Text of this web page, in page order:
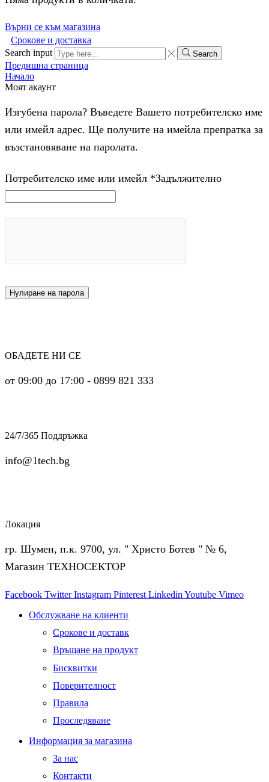
Върни се към магазина
Срокове и доставка
Search input
Search
Предишна страница
Начало
Моят акаунт
Изгубена парола? Въведете Вашето потребителско име
или имейл адрес. Ще получите на имейла препратка за
възстановяване на паролата.
Потребителско име или имейл *Задължително
Нулиране на парола
ОБАДЕТЕ НИ СЕ
от 09:00 до 17:00 - 0899 821 333
24/7/365 Поддръжка
info@1tech.bg
Локация
гр. Шумен, п.к. 9700, ул. " Христо Ботев " № 6,
Магазин ТЕХНОСЕКТОР
Facebook Twitter Instagram Pinterest Linkedin Youtube Vimeo
Обслужване на клиенти
Срокове и доставк
Връщане на продукт
Бисквитки
Поверителност
Правила
Проследяване
Информация за магазина
За нас
Контакти